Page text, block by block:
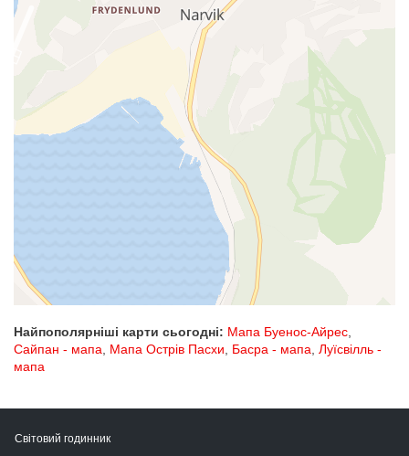
Найпополярніші карти сьогодні: Мапа Буенос-Айрес,
Сайпан - мапа, Мапа Острів Пасхи, Басра - мапа, Луїсвілль -
мапа
Світовий годинник